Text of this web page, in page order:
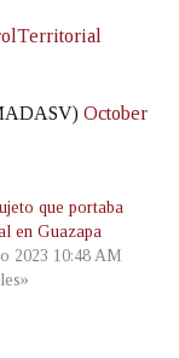
October
que portaba
en Guazapa
2023 10:48 AM